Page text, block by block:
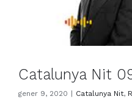
Catalunya Nit
gener 9, 2020 Catalunya Nit,